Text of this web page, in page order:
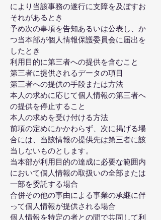
により当該事務の遂行に支障を及ぼすお
それがあるとき
予め次の事項を告知あるいは公表し、か
つ当本部が個人情報保護委員会に届出を
したとき
利用目的に第三者への提供を含むこと
第三者に提供されるデータの項目
第三者への提供の手段または方法
本人の求めに応じて個人情報の第三者へ
の提供を停止すること
本人の求めを受け付ける方法
前項の定めにかかわらず、次に掲げる場
合には、当該情報の提供先は第三者に該
当しないものとします。
当本部が利用目的の達成に必要な範囲内
において個人情報の取扱いの全部または
一部を委託する場合
合併その他の事由による事業の承継に伴
って個人情報が提供される場合
個人情報を特定の者との間で共同して利